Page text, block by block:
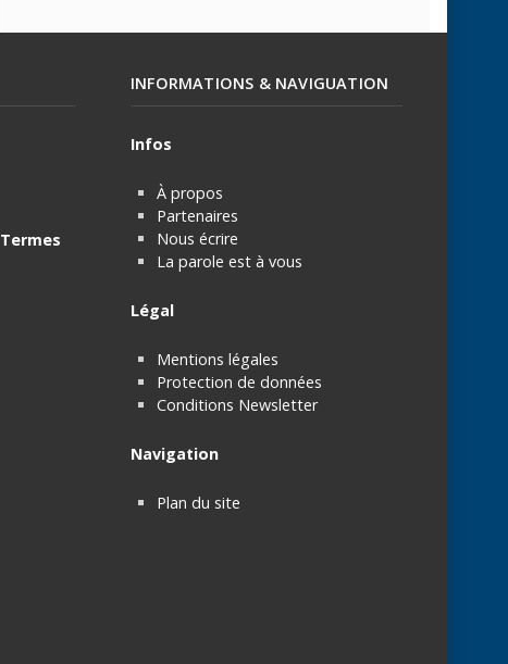
Termes
INFORMATIONS & NAVIGUATION
Infos
À propos
Partenaires
Nous écrire
La parole est à vous
Légal
Mentions légales
Protection de données
Conditions Newsletter
Navigation
Plan du site